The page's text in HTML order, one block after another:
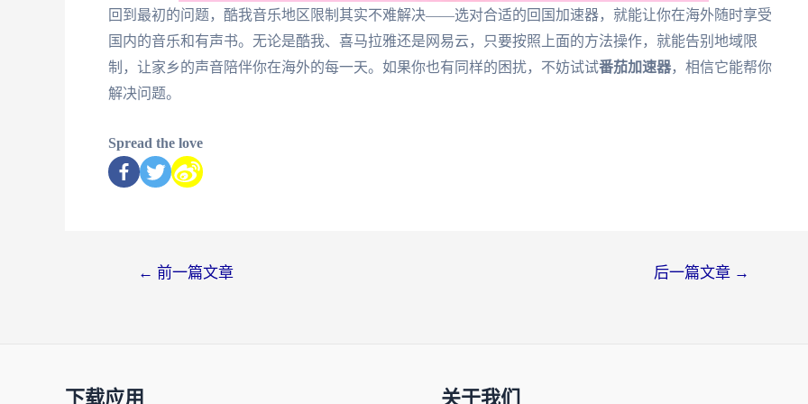
回到最初的问题，酷我音乐地区限制其实不难解决——选对合适的回国加速器，就能让你在海外随时享受
国内的音乐和有声书。无论是酷我、喜马拉雅还是网易云，只要按照上面的方法操作，就能告别地域限
制，让家乡的声音陪伴你在海外的每一天。如果你也有同样的困扰，不妨试试番茄加速器，相信它能帮你
解决问题。
Spread the love
← 前一篇文章 后一篇文章 →
下载应用 关于我们